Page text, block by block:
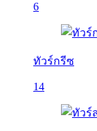
6
ทัวร์กรีซ
14